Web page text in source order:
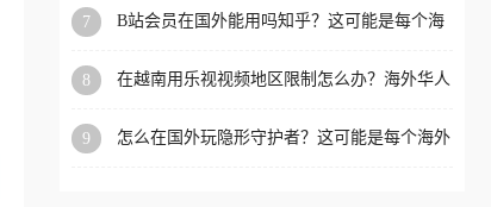
7
B站会员在国外能用吗知乎？这可能是每个海
8
在越南用乐视视频地区限制怎么办？海外华人
9
怎么在国外玩隐形守护者？这可能是每个海外